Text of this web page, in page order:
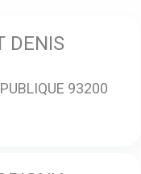
DENIS
93200